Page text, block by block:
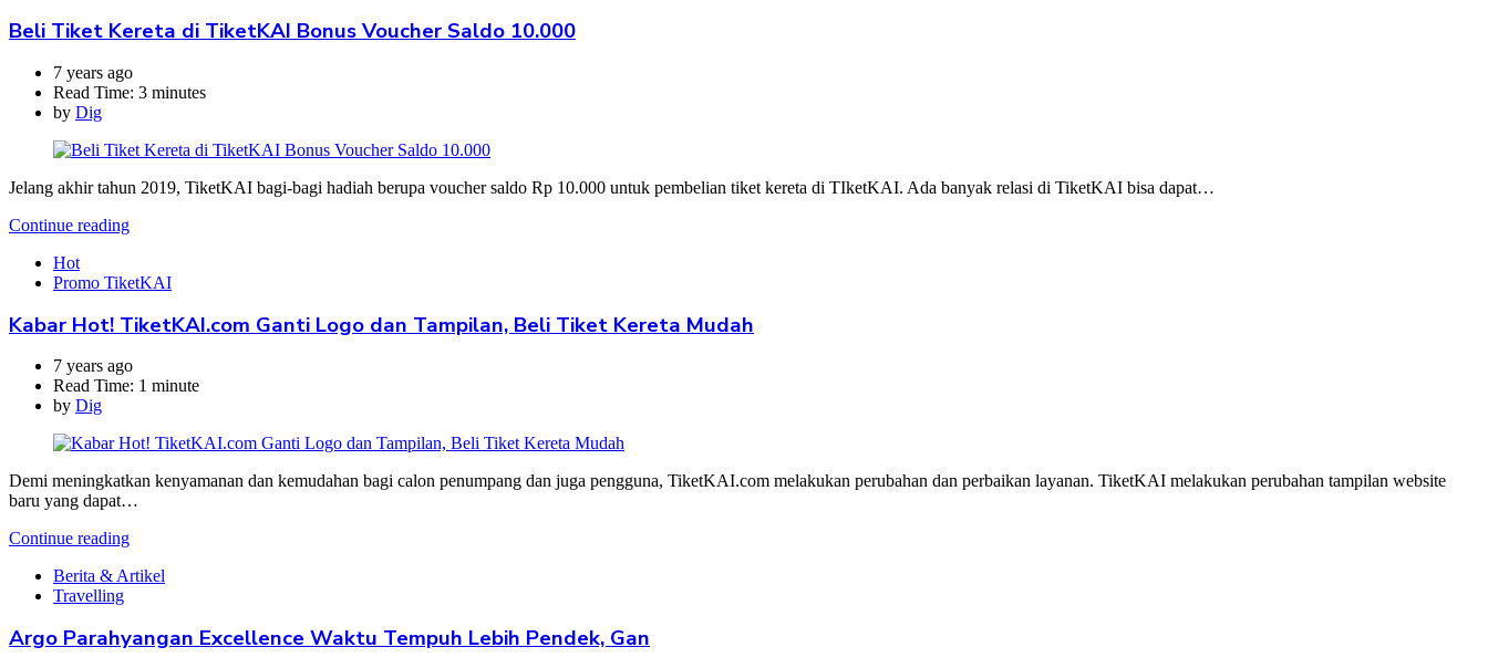
Beli Tiket Kereta di TiketKAI Bonus Voucher Saldo 10.000
7 years ago
Read Time: 3 minutes
by Dig
Jelang akhir tahun 2019, TiketKAI bagi-bagi hadiah berupa voucher saldo Rp 10.000 untuk pembelian tiket kereta di TIketKAI. Ada banyak relasi di TiketKAI bisa dapat…
Continue reading
Hot
Promo TiketKAI
Kabar Hot! TiketKAI.com Ganti Logo dan Tampilan, Beli Tiket Kereta Mudah
7 years ago
Read Time: 1 minute
by Dig
Demi meningkatkan kenyamanan dan kemudahan bagi calon penumpang dan juga pengguna, TiketKAI.com melakukan perubahan dan perbaikan layanan. TiketKAI melakukan perubahan tampilan website
baru yang dapat…
Continue reading
Berita & Artikel
Travelling
Argo Parahyangan Excellence Waktu Tempuh Lebih Pendek, Gan